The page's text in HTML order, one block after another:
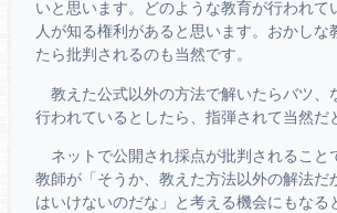
いと思います。どのような教育が行われて
人が知る権利があると思います。おかしな
たら批判されるのも当然です。
教えた公式以外の方法で解いたらバツ、
行われているとしたら、指弾されて当然だ
ネットで公開され採点が批判されること
教師が「そうか、教えた方法以外の解法だ
はいけないのだな」と考える機会にもなる